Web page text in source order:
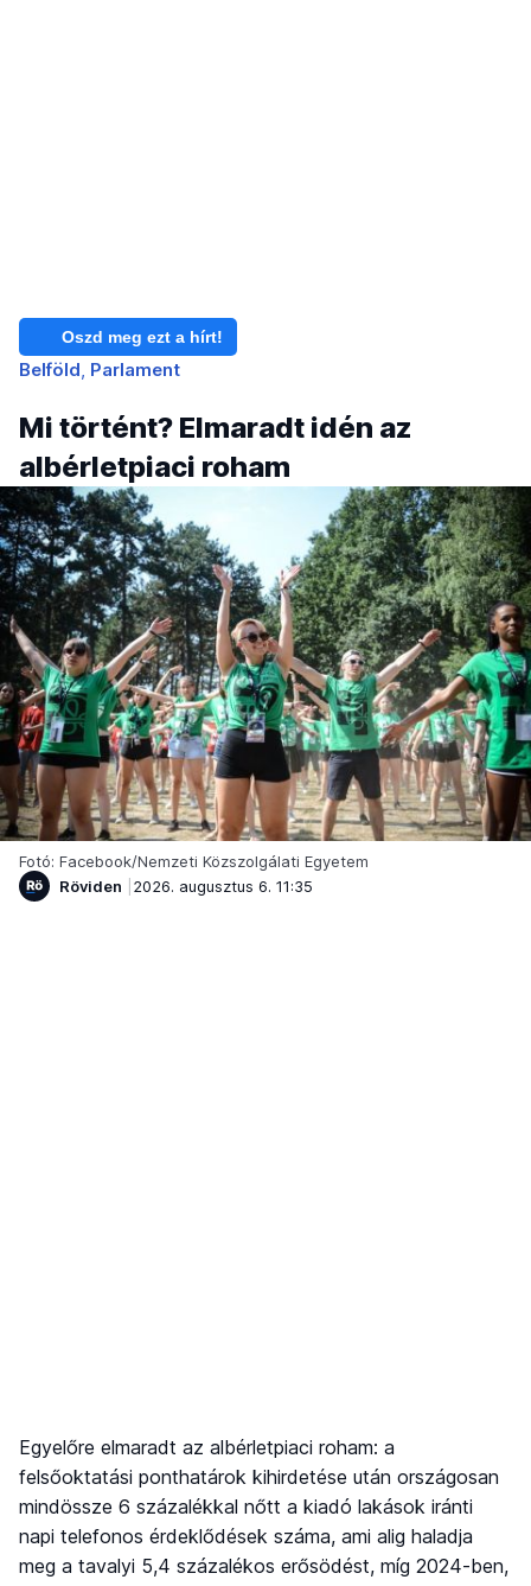
Oszd meg ezt a hírt!
Belföld Parlament
Mi történt? Elmaradt idén az
albérletpiaci roham
Fotó: Facebook/Nemzeti Közszolgálati Egyetem
Röviden
2026. augusztus 6. 11:35
Egyelőre elmaradt az albérletpiaci roham: a
felsőoktatási ponthatárok kihirdetése után országosan
mindössze 6 százalékkal nőtt a kiadó lakások iránti
napi telefonos érdeklődések száma, ami alig haladja
meg a tavalyi 5,4 százalékos erősödést, míg 2024-ben,